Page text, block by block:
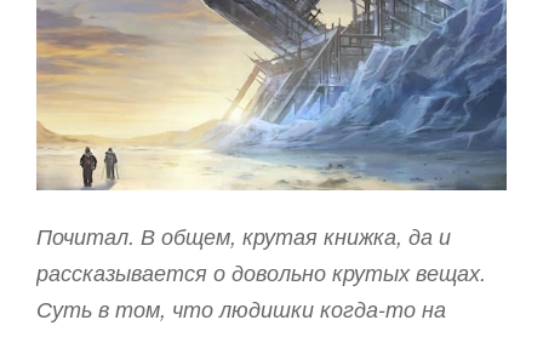
Почитал. В общем, крутая книжка, да и
рассказывается о довольно крутых вещах.
Суть в том, что людишки когда-то на